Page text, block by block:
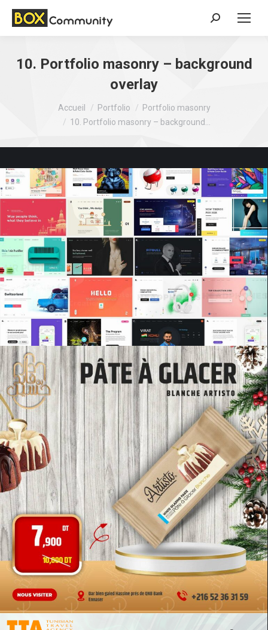
Search:
10. Portfolio masonry – background
overlay
Vous êtes ici :Accueil Portfolio
Portfolio masonry
10. Portfolio masonry – background…